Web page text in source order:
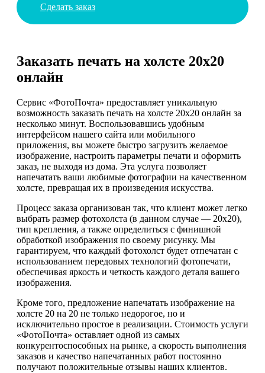
Сделать заказ
Заказать печать на холсте 20х20
онлайн
Сервис «ФотоПочта» предоставляет уникальную
возможность заказать печать на холсте 20х20 онлайн за
несколько минут. Воспользовавшись удобным
интерфейсом нашего сайта или мобильного
приложения, вы можете быстро загрузить желаемое
изображение, настроить параметры печати и оформить
заказ, не выходя из дома. Эта услуга позволяет
напечатать ваши любимые фотографии на качественном
холсте, превращая их в произведения искусства.
Процесс заказа организован так, что клиент может легко
выбрать размер фотохолста (в данном случае — 20х20),
тип крепления, а также определиться с финишной
обработкой изображения по своему рисунку. Мы
гарантируем, что каждый фотохолст будет отпечатан с
использованием передовых технологий фотопечати,
обеспечивая яркость и четкость каждого деталя вашего
изображения.
Кроме того, предложение напечатать изображение на
холсте 20 на 20 не только недорогое, но и
исключительно простое в реализации. Стоимость услуги
«ФотоПочта» оставляет одной из самых
конкурентоспособных на рынке, а скорость выполнения
заказов и качество напечатанных работ постоянно
получают положительные отзывы наших клиентов.